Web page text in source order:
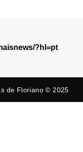
?hl=pt
de Floriano © 2025